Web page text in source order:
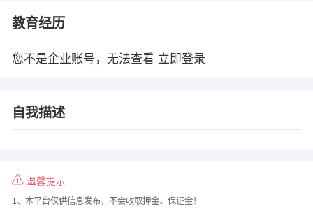
教育经历
您不是企业账号，无法查看 立即登录
自我描述
温馨提示
1、本平台仅供信息发布，不会收取押金、保证金！